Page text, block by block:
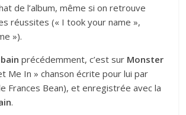
de l’album, même si on retrouve
réussites (« I took your name »,
»).
précédemment, c’est sur Monster
Me In » chanson écrite pour lui par
Frances Bean), et enregistrée avec la
.